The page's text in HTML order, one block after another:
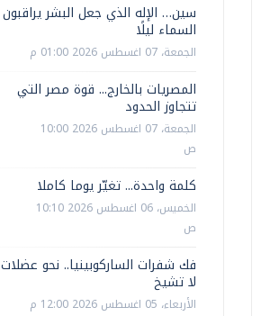
سين… الإله الذي جعل البشر يراقبون
السماء ليلًا
الجمعة، 07 اغسطس 2026 01:00 م
المصريات بالخارج... قوة مصر التي
تتجاوز الحدود
الجمعة، 07 اغسطس 2026 10:00
ص
كلمة واحدة... تغيّر يوما كاملا
الخميس، 06 اغسطس 2026 10:10
ص
فك شفرات الساركوبينيا.. نحو عضلات
لا تشيخ
الأربعاء، 05 اغسطس 2026 12:00 م